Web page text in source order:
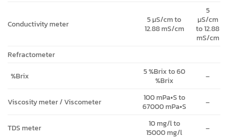
Conductivity meter
5 µS/cm to
12.88 mS/cm
5
µS/cm
to 12.88
mS/cm
Refractometer
%Brix
5 %Brix to 60
%Brix
–
Viscosity meter / Viscometer
100 mPa•S to
67000 mPa•S
–
TDS meter
10 mg/l to
15000 mg/l
–